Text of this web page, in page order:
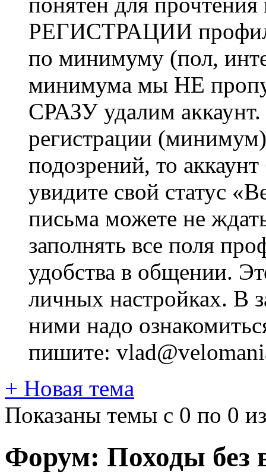
РЕГИСТРАЦИИ профиль
по минимуму (пол,
минимума мы НЕ
СРАЗУ удалим
регистрации
подозрений, то
увидите свой статус
письма можете не
заполнять все поля
удобства в общении.
личных настройках. В
ними надо
пишите:
+ Новая тема
Показаны темы с 0 по 0
Форум: Походы без